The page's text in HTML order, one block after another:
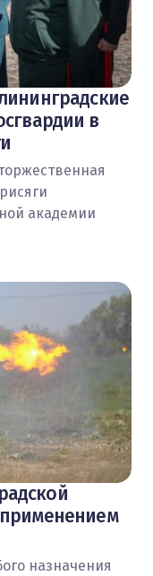
в
академии
применением
назначения